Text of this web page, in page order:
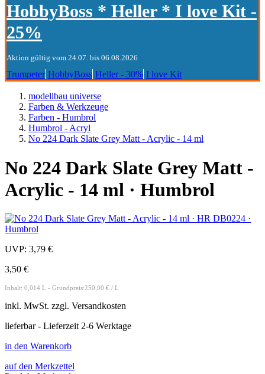
HobbyBoss * Heller * I love Kit -
25%
Aktion gültig vom 24.07. bis 06.08.2026
Trumpeter HobbyBoss Heller - 30% I love Kit
modellbau universe
Farben & Werkzeuge
Farben - Humbrol
Humbrol - Acryl
No 224 Dark Slate Grey Matt - Acrylic - 14 ml
No 224 Dark Slate Grey Matt -
Acrylic - 14 ml · Humbrol
UVP: 3,79 €
3,50 €
Inhalt: 0,014 L - Grundpreis:250,00 € / L
inkl. MwSt. zzgl. Versandkosten
lieferbar - Lieferzeit 2-6 Werktage
in den Warenkorb
auf den Merkzettel